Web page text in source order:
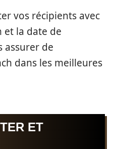
vos récipients avec
et la date de
assurer de
dans les meilleures
ET